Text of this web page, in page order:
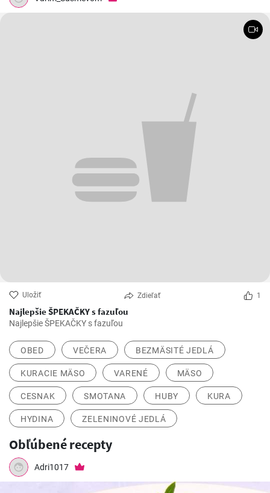
Uložiť Zdieľať 1
Najlepšie ŠPEKAČKY s fazuľou
Najlepšie ŠPEKAČKY s fazuľou
OBED VEČERA BEZMÄSITÉ JEDLÁ
KURACIE MÄSO VARENÉ MÄSO
CESNAK SMOTANA HUBY KURA
HYDINA ZELENINOVÉ JEDLÁ
Obľúbené recepty
Adri1017